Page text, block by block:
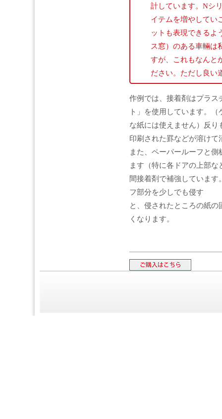
計しています。Nシ
イテムを増やしてい
ットも表現できるよ
ス窓）のある車輛は
すが、これもなんと
ださい。ただし良い
作例では、接着剤はプラス
ト」を使用しています。
な紙には使えません）反
印刷された罫などが溶け
また、ペーパールーフと
ます（特に各ドアの上部
間接着剤で補強していま
フ部分を少しでも侵す
と、侵されたところの紙
くなります。